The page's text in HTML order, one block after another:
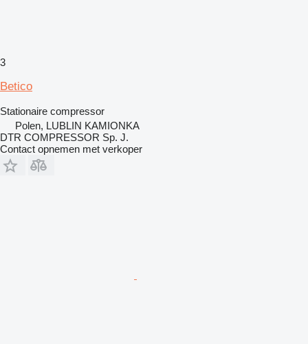
3
Betico
Stationaire compressor
Polen, LUBLIN KAMIONKA
DTR COMPRESSOR Sp. J.
Contact opnemen met verkoper